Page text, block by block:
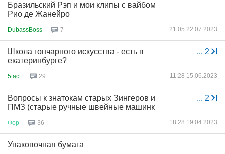
Бразильский Рэп и мои клипы с вайбом
Рио де Жанейро
DubassBoss 7 21:05 22.07.2023
... 2
Школа гончарного искусства - есть в
екатеринбурге?
5tact 29 11:28 15.06.2023
... 2
Вопросы к знатокам старых Зингеров и
ПМЗ (старые ручные швейные машинк
Фор 36 18:28 19.04.2023
Упаковочная бумага